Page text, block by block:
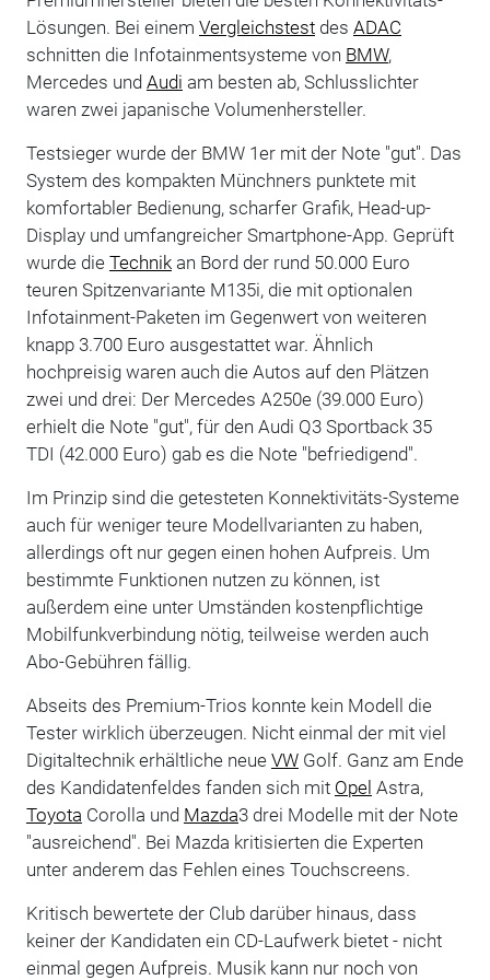
Lösungen. Bei einem Vergleichstestdes ADAC
schnitten die Infotainmentsysteme von BMW,
Mercedes und Audi am besten ab, Schlusslichter
waren zwei japanische Volumenhersteller.
Testsieger wurde der BMW 1er mit der Note "gut". Das
System des kompakten Münchners punktete mit
komfortabler Bedienung, scharfer Grafik, Head-up-
Display und umfangreicher Smartphone-App. Geprüft
wurde die Technikan Bord der rund 50.000 Euro
teuren Spitzenvariante M135i, die mit optionalen
Infotainment-Paketen im Gegenwert von weiteren
knapp 3.700 Euro ausgestattet war. Ähnlich
hochpreisig waren auch die Autos auf den Plätzen
zwei und drei: Der Mercedes A250e (39.000 Euro)
erhielt die Note "gut", für den Audi Q3 Sportback 35
TDI (42.000 Euro) gab es die Note "befriedigend".
Im Prinzip sind die getesteten Konnektivitäts-Systeme
auch für weniger teure Modellvarianten zu haben,
allerdings oft nur gegen einen hohen Aufpreis. Um
bestimmte Funktionen nutzen zu können, ist
außerdem eine unter Umständen kostenpflichtige
Mobilfunkverbindung nötig, teilweise werden auch
Abo-Gebühren fällig.
Abseits des Premium-Trios konnte kein Modell die
Tester wirklich überzeugen. Nicht einmal der mit viel
Digitaltechnik erhältliche neue VWGolf. Ganz am Ende
des Kandidatenfeldes fanden sich mit Opel Astra,
Toyota Corolla und Mazda3 drei Modelle mit der Note
"ausreichend". Bei Mazda kritisierten die Experten
unter anderem das Fehlen eines Touchscreens.
Kritisch bewertete der Club darüber hinaus, dass
keiner der Kandidaten ein CD-Laufwerk bietet - nicht
einmal gegen Aufpreis. Musik kann nur noch von